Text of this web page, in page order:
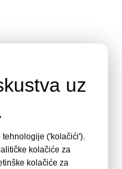
spajalica od
i laku
uz
('kolačići').
kolačiće za
kolačiće za